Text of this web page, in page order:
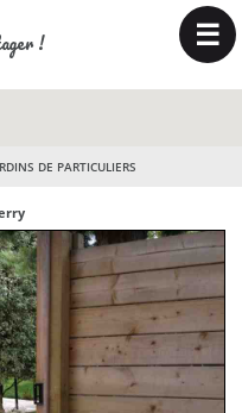
! ☰
DE PARTICULIERS